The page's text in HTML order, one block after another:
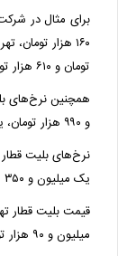
برای مثال در
تومان و ۶۱۰ هزار تومان و ۶۷۰ هزار تومان است.
و ۹۹۰ هزار تومان، یک میلیون و ۵۱۰ هزار تومان اعلام شده است.
یک میلیون و ۳۵۰ هزار تومان عنوان شده است.
میلیون و ۹۰ هزار تومان است.